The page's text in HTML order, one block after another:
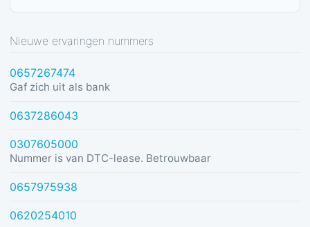
Nieuwe ervaringen nummers
0657267474
Gaf zich uit als bank
0637286043
0307605000
Nummer is van DTC-lease. Betrouwbaar
0657975938
0620254010